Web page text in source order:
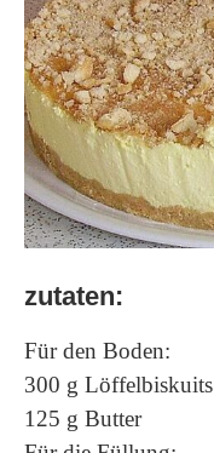
zutaten:
Für den Boden:
300 g Löffelbiskuits
125 g Butter